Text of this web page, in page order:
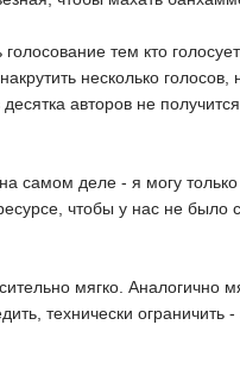
тем кто
несколько голосов,
авторов не
самом деле - я могу только
чтобы у нас не было
мягко. Аналогично
технически ограничить